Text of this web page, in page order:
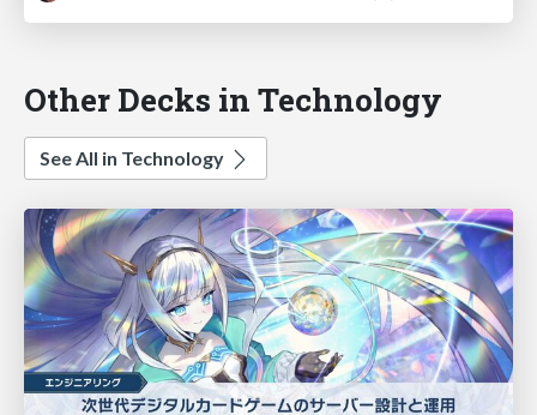
Other Decks in Technology
See All in Technology